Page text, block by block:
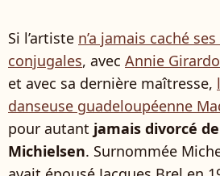
Si l’artiste n’a jamais caché
conjugales, avec Annie
et avec sa dernière maîtresse,
danseuse guadeloupéenne
pour autant jamais divorcé
Michielsen. Surnommée